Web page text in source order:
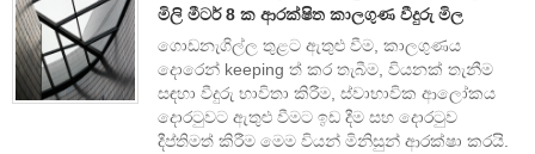
මිලි මීටර් 8 ක ආරක්ෂිත කාලගුණ වීදුරු මිල
ගොඩනැගිල්ල තුළට ඇතුළු වීම, කාලගුණය
දොරෙන් keeping ත් කර තැබීම, වියනක් තැනීම
සඳහා වීදුරු භාවිතා කිරීම, ස්වාභාවික ආලෝකය
දොරටුවට ඇතුළු වීමට ඉඩ දීම සහ දොරටුව
දීප්තිමත් කිරීම මෙම වියන් මිනිසුන් ආරක්ෂා කරයි.